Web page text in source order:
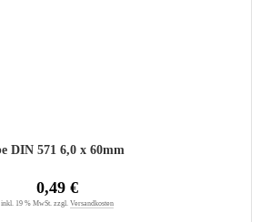
Sechskant-Holzschraube DIN 571 6,0 x 60mm
0,49 €
inkl. 19 % MwSt. zzgl. Versandkosten